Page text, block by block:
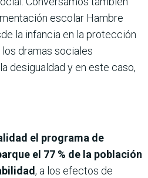
escolar Hambre
la infancia en la protección
dramas sociales
desigualdad y en este caso,
el programa de
el 77 % de la población
, a los efectos de